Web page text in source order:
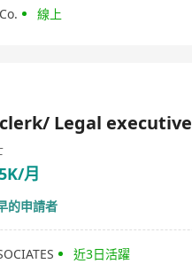
線上
Legal executive
月
的申請者
近3日活躍